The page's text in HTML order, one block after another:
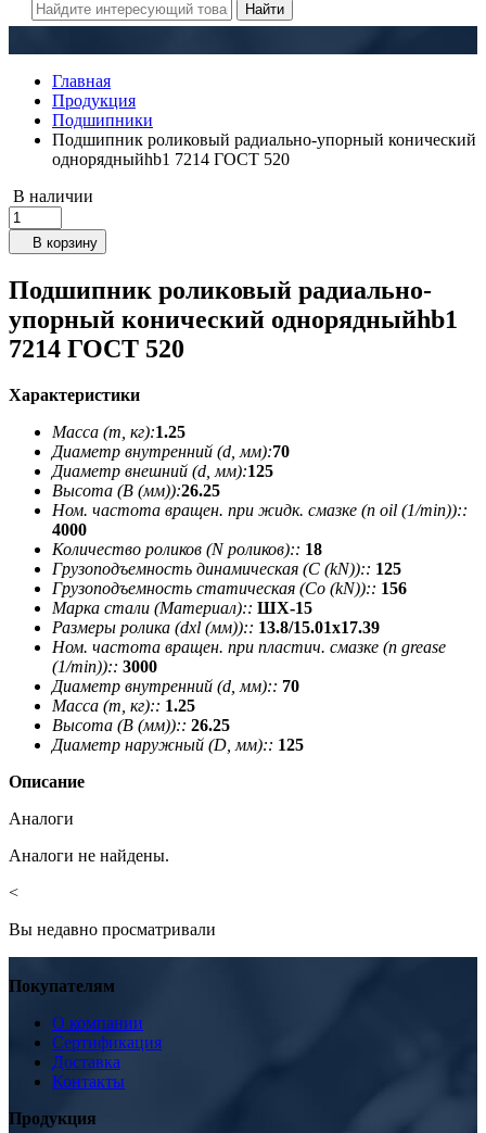
Главная
Продукция
Подшипники
Подшипник роликовый радиально-упорный конический
однорядныйhb1 7214 ГОСТ 520
В наличии
В корзину
Подшипник роликовый радиально-
упорный конический однорядныйhb1
7214 ГОСТ 520
Характеристики
Масса (m, кг):1.25
Диаметр внутренний (d, мм):70
Диаметр внешний (d, мм):125
Высота (В (мм)):26.25
Ном. частота вращен. при жидк. смазке (n oil (1/min))::
4000
Количество роликов (N роликов):: 18
Грузоподъемность динамическая (C (kN)):: 125
Грузоподъемность статическая (Co (kN)):: 156
Марка стали (Материал):: ШХ-15
Размеры ролика (dxl (мм)):: 13.8/15.01х17.39
Ном. частота вращен. при пластич. смазке (n grease
(1/min)):: 3000
Диаметр внутренний (d, мм):: 70
Масса (m, кг):: 1.25
Высота (В (мм)):: 26.25
Диаметр наружный (D, мм):: 125
Описание
Аналоги
Аналоги не найдены.
<
Вы недавно просматривали
Покупателям
О компании
Сертификация
Доставка
Контакты
Продукция